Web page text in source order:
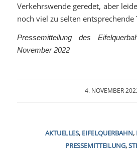
Verkehrswende geredet, aber
noch viel zu selten entsprechende
Pressemitteilung des
November 2022
4. NOVEMBER
AKTUELLES, EIFELQUERBAHN,
PRESSEMITTEILUNG,